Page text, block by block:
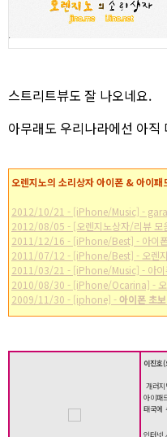
스트리트뷰도 잘 나오네요.
아무래도 우리나라에선 아
오렌지노의 소리상자 아이폰 & 아이패
2012/10/21 - [iPhone/Music] -
2012/08/05 - [오렌지노상자/리뷰 모
2011/12/16 - [iPhone/Best] - 아이폰
2011/07/12 - [iPhone/Best] - 오렌지
2011/03/21 - [iPhone/Music] - 아이
2010/08/30 - [iPhone/Ocarina] - 오
2009/11/30 - [iphone] -아이폰 초보
이진호(
개러
아이패
태국에